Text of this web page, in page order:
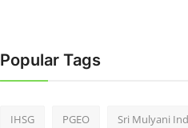
Popular Tags
IHSG PGEO Sri Mulyani